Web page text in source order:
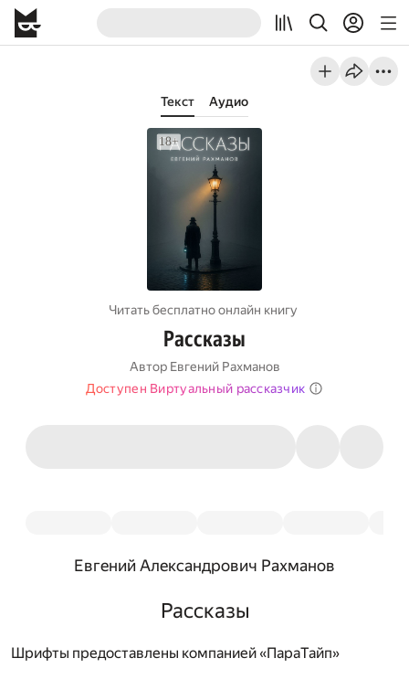
Текст Аудио
Читать бесплатно онлайн книгу
Рассказы
Автор Евгений Рахманов
Доступен Виртуальный рассказчик
Евгений Александрович Рахманов
Рассказы
Шрифты предоставлены компанией «ПараТайп»